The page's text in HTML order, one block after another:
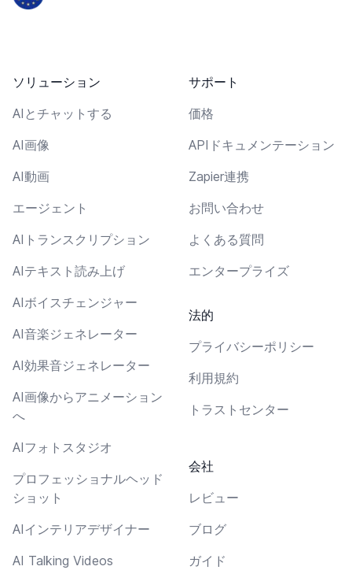
ソリューション
AIとチャットする
AI画像
AI動画
エージェント
AIトランスクリプション
AIテキスト読み上げ
AIボイスチェンジャー
AI音楽ジェネレーター
AI効果音ジェネレーター
AI画像からアニメーション
へ
AIフォトスタジオ
プロフェッショナルヘッド
ショット
AIインテリアデザイナー
AI Talking Videos
サポート
価格
APIドキュメンテーション
Zapier連携
お問い合わせ
よくある質問
エンタープライズ
法的
プライバシーポリシー
利用規約
トラストセンター
会社
レビュー
ブログ
ガイド